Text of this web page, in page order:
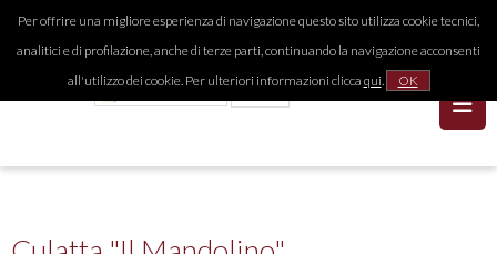
Per offrire una migliore esperienza di navigazione questo sito utilizza cookie tecnici,
analitici e di profilazione, anche di terze parti, continuando la navigazione acconsenti
all'utilizzo dei cookie. Per ulteriori informazioni clicca qui. OK